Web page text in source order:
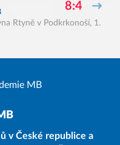
8:4
Rtyně v Podkrkonoší, 1.
v České republice a